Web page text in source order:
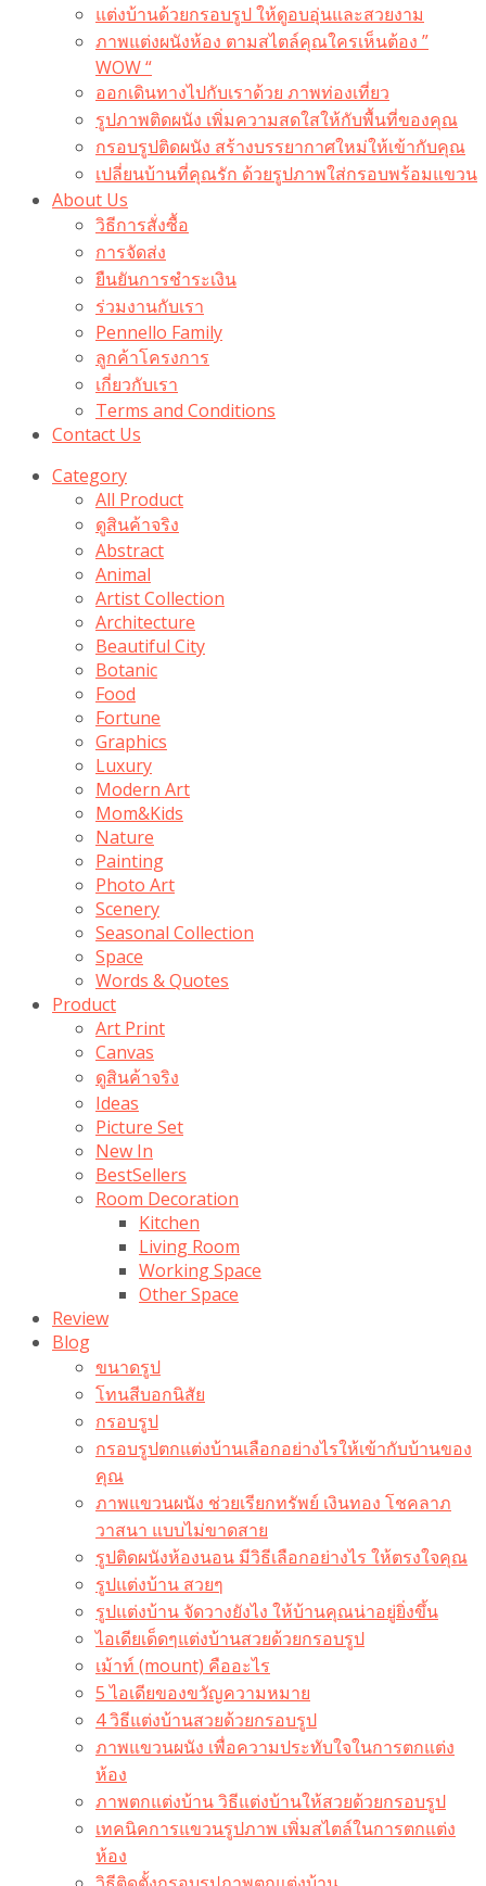
แต่งบ้านด้วยกรอบรูป ให้ดูอบอุ่นและสวยงาม
ภาพแต่งผนังห้อง ตามสไตล์คุณใครเห็นต้อง ”
WOW “
ออกเดินทางไปกับเราด้วย ภาพท่องเที่ยว
รูปภาพติดผนัง เพิ่มความสดใสให้กับพื้นที่ของคุณ
กรอบรูปติดผนัง สร้างบรรยากาศใหม่ให้เข้ากับคุณ
เปลี่ยนบ้านที่คุณรัก ด้วยรูปภาพใส่กรอบพร้อมแขวน​
About Us
วิธีการสั่งซื้อ
การจัดส่ง
ยืนยันการชำระเงิน
ร่วมงานกับเรา
Pennello Family
ลูกค้าโครงการ
เกี่ยวกับเรา
Terms and Conditions
Contact Us
Category
All Product
ดูสินค้าจริง
Abstract
Animal
Artist Collection
Architecture
Beautiful City
Botanic
Food
Fortune
Graphics
Luxury
Modern Art
Mom&Kids
Nature
Painting
Photo Art
Scenery
Seasonal Collection
Space
Words & Quotes
Product
Art Print
Canvas
ดูสินค้าจริง
Ideas
Picture Set
New In
BestSellers
Room Decoration
Kitchen
Living Room
Working Space
Other Space
Review
Blog
ขนาดรูป
โทนสีบอกนิสัย
กรอบรูป
กรอบรูปตกแต่งบ้านเลือกอย่างไรให้เข้ากับบ้านของ
คุณ
ภาพแขวนผนัง ช่วยเรียกทรัพย์ เงินทอง โชคลาภ
วาสนา แบบไม่ขาดสาย
รูปติดผนังห้องนอน มีวิธีเลือกอย่างไร ให้ตรงใจคุณ
รูปแต่งบ้าน สวยๆ
รูปแต่งบ้าน จัดวางยังไง ให้บ้านคุณน่าอยู่ยิ่งขึ้น
ไอเดียเด็ดๆแต่งบ้านสวยด้วยกรอบรูป
เม้าท์ (mount) คืออะไร​
5 ไอเดียของขวัญความหมาย
4 วิธีแต่งบ้านสวยด้วยกรอบรูป
ภาพแขวนผนัง เพื่อความประทับใจในการตกแต่ง
ห้อง
ภาพตกแต่งบ้าน วิธีแต่งบ้านให้สวยด้วยกรอบรูป
เทคนิคการแขวนรูปภาพ เพิ่มสไตล์ในการตกแต่ง
ห้อง